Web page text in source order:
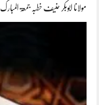
مولانا ابوبکر حنیف خطبہ جمعۃ المبارک 2023-04-28